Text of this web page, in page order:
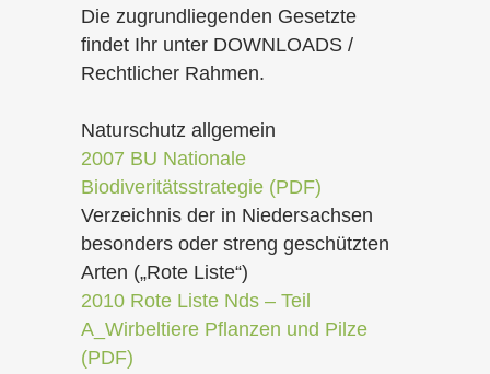
Die zugrundliegenden Gesetzte
findet Ihr unter DOWNLOADS /
Rechtlicher Rahmen.
Naturschutz allgemein
2007 BU Nationale
Biodiveritätsstrategie (PDF)
Verzeichnis der in Niedersachsen
besonders oder streng geschützten
Arten („Rote Liste“)
2010 Rote Liste Nds – Teil
A_Wirbeltiere Pflanzen und Pilze
(PDF)